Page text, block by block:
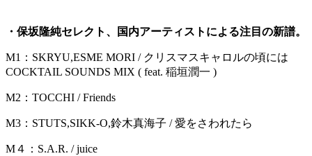
・保坂隆純セレクト、国内アーティストによる注目の新譜。
M1：SKRYU,ESME MORI / クリスマスキャロルの頃には
COCKTAIL SOUNDS MIX ( feat. 稲垣潤一 )
M2：TOCCHI / Friends
M3：STUTS,SIKK-O,鈴木真海子 / 愛をさわれたら
M４：S.A.R. / juice